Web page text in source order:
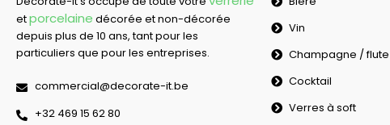
etporcelaine décorée et non-décorée
depuis plus de 10 ans, tant pour les
particuliers que pour les entreprises.
commercial@decorate-it.be
‭+32 469 15 62 80‬
Vin
Champagne / flute
Cocktail
Verres à soft